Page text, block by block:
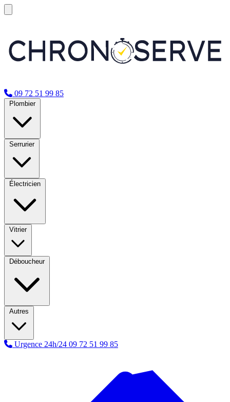
09 72 51 99 85
Plombier
Serrurier
Électricien
Vitrier
Déboucheur
Autres
Urgence 24h/24 09 72 51 99 85